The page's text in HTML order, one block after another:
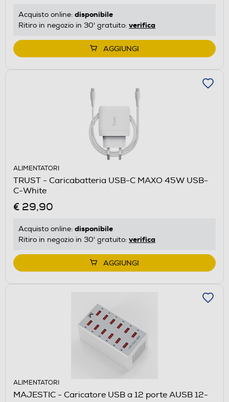
Acquisto online: disponibile
Ritiro in negozio in 30' gratuito: verifica
AGGIUNGI
ALIMENTATORI
TRUST - Caricabatteria USB-C MAXO 45W USB-
C-White
€ 29,90
Acquisto online: disponibile
Ritiro in negozio in 30' gratuito: verifica
AGGIUNGI
ALIMENTATORI
MAJESTIC - Caricatore USB a 12 porte AUSB 12-